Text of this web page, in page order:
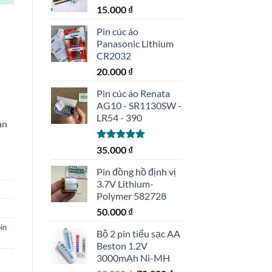
15.000 ₫
Pin cúc áo
Panasonic Lithium
CR2032
20.000 ₫
Pin cúc áo Renata
AG10 - SR1130SW -
LR54 - 390
Được xếp
5 sao
35.000 ₫
Pin đồng hồ định vị
3.7V Lithium-
Polymer 582728
50.000 ₫
Bộ 2 pin tiểu sạc AA
Beston 1.2V
3000mAh Ni-MH